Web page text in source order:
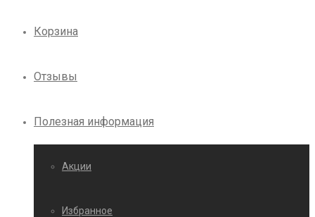
Корзина
Отзывы
Полезная информация
Акции
Избранное